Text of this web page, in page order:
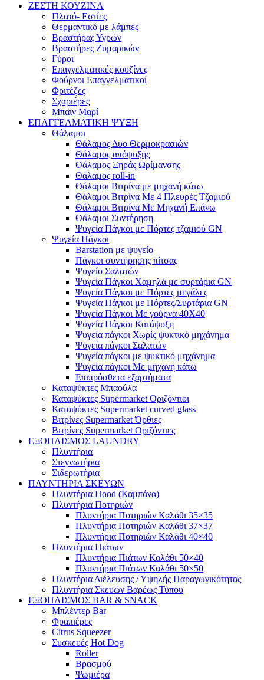
ΖΕΣΤΗ ΚΟΥΖΙΝΑ
Πλατό- Εστίες
Θερμαντικό με λάμπες
Βραστήρας Υγρών
Βραστήρες Ζυμαρικών
Γύροι
Επαγγελματικές κουζίνες
Φούρνοι Επαγγελματικοί
Φριτέζες
Σχαριέρες
Μπαιν Μαρί
ΕΠΑΓΓΕΛΜΑΤΙΚΗ ΨΥΞΗ
Θάλαμοι
Θάλαμος Δυο Θερμοκρασιών
Θάλαμος απόψυξης
Θάλαμος Ξηράς Ωρίμανσης
Θάλαμος roll-in
Θάλαμοι Βιτρίνα με μηχανή κάτω
Θάλαμοι Βιτρίνα Με 4 Πλευρές Τζαμιού
Θάλαμοι Βιτρίνα Με Μηχανή Επάνω
Θάλαμοι Συντήρηση
Ψυγεία Πάγκοι με Πόρτες τζαμιού GN
Ψυγεία Πάγκοι
Barstation με ψυγείο
Πάγκοι συντήρησης πίτσας
Ψυγείο Σαλατών
Ψυγεία Πάγκοι Χαμηλά με συρτάρια GN
Ψυγεία Πάγκοι με Πόρτες μεγάλες
Ψυγεία Πάγκοι με Πόρτες/Συρτάρια GN
Ψυγεία Πάγκοι Με γούρνα 40Χ40
Ψυγεία Πάγκοι Κατάψυξη
Ψυγεία πάγκοι Χωρίς ψυκτικό μηχάνημα
Ψυγεία πάγκοι Σαλατών
Ψυγεία πάγκοι με ψυκτικό μηχάνημα
Ψυγεία πάγκοι Με μηχανή κάτω
Επιπρόσθετα εξαρτήματα
Καταψύκτες Μπαούλα
Καταψύκτες Supermarket Οριζόντιοι
Καταψύκτες Supermarket curved glass
Βιτρίνες Supermarket Όρθιες
Βιτρίνες Supermarket Οριζόντιες
ΕΞΟΠΛΙΣΜΟΣ LAUNDRY
Πλυντήρια
Στεγνωτήρια
Σιδερωτήρια
ΠΛΥΝΤΗΡΙΑ ΣΚΕΥΩΝ
Πλυντήρια Hood (Καμπάνα)
Πλυντήρια Ποτηριών
Πλυντήρια Ποτηριών Καλάθι 35×35
Πλυντήρια Ποτηριών Καλάθι 37×37
Πλυντήρια Ποτηριών Καλάθι 40×40
Πλυντήρια Πιάτων
Πλυντήρια Πιάτων Καλάθι 50×40
Πλυντήρια Πιάτων Καλάθι 50×50
Πλυντήρια Διέλευσης / Υψηλής Παραγωγικότητας
Πλυντήρια Σκευών Βαρέως Τύπου
ΕΞΟΠΛΙΣΜΟΣ BAR & SNACK
Μπλέντερ Bar
Φραπιέρες
Citrus Squeezer
Συσκευές Hot Dog
Roller
Βρασμού
Ψωμιέρα